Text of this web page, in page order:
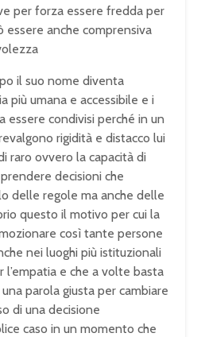
per forza essere fredda per
essere anche comprensiva
il suo nome diventa
più umana e accessibile e i
essere condivisi perché in un
rigidità e distacco lui
raro ovvero la capacità di
decisioni che
delle regole ma anche delle
questo il motivo per cui la
così tante persone
nei luoghi più istituzionali
l’empatia e che a volte basta
parola giusta per cambiare
di una decisione
caso in un momento che